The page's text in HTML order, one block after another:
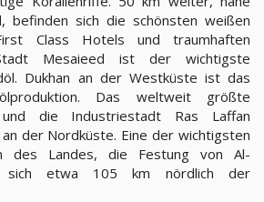
befinden sich die schönsten weißen
Class Hotels und traumhaften
Mesaieed ist der wichtigste
Dukhan an der Westküste ist das
Das weltweit größte
und die Industriestadt Ras Laffan
der Nordküste. Eine der wichtigsten
des Landes, die Festung von Al-
sich etwa 105 km nördlich der